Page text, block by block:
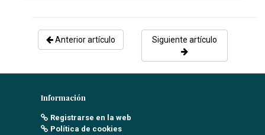
Anterior artículo Siguiente artículo
Información
Registrarse en la web
Política de cookies